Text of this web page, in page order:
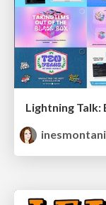
Lightning
inesmontani